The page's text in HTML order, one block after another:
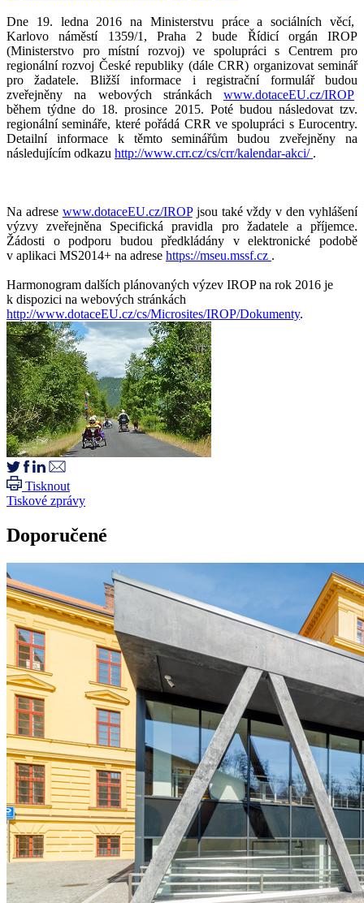
Dne 19. ledna 2016 na Ministerstvu práce a sociálních věcí,
Karlovo náměstí 1359/1, Praha 2 bude Řídicí orgán IROP
(Ministerstvo pro místní rozvoj) ve spolupráci s Centrem pro
regionální rozvoj České republiky (dále CRR) organizovat seminář
pro žadatele. Bližší informace i registrační formulář budou
zveřejněny na webových stránkách www.dotaceEU.cz/IROP
během týdne do 18. prosince 2015. Poté budou následovat tzv.
regionální semináře, které pořádá CRR ve spolupráci s Eurocentry.
Detailní informace k těmto seminářům budou zveřejněny na
následujícím odkazu http://www.crr.cz/cs/crr/kalendar-akci/ .
Na adrese www.dotaceEU.cz/IROPjsou také vždy v den vyhlášení
výzvy zveřejněna Specifická pravidla pro žadatele a příjemce.
Žádosti o podporu budou předkládány v elektronické podobě
v aplikaci MS2014+ na adrese https://mseu.mssf.cz .
Harmonogram dalších plánovaných výzev IROP na rok 2016 je
k dispozici na webových stránkách
http://www.dotaceEU.cz/cs/Microsites/IROP/Dokumenty.
Tisknout
Tiskové zprávy
Doporučené